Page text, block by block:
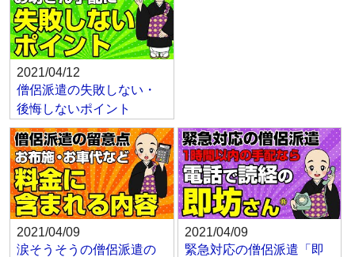
2021/04/12
僧侶派遣の失敗しない・
後悔しないポイント
2021/04/09
涙そうそうの僧侶派遣の
2021/04/09
緊急対応の僧侶派遣「即